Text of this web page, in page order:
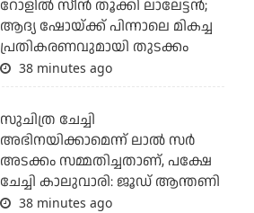
റോളില്‍ സീന്‍ തൂക്കി ലാലേട്ടന്‍;
ആദ്യ ഷോയ്ക്ക് പിന്നാലെ മികച്ച
പ്രതികരണവുമായി തുടക്കം
38 minutes ago
സുചിത്ര ചേച്ചി
അഭിനയിക്കാമെന്ന് ലാല്‍ സര്‍
അടക്കം സമ്മതിച്ചതാണ്, പക്ഷേ
ചേച്ചി കാലുവാരി: ജൂഡ് ആന്തണി
38 minutes ago